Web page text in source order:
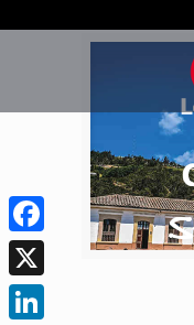
Facebook
X